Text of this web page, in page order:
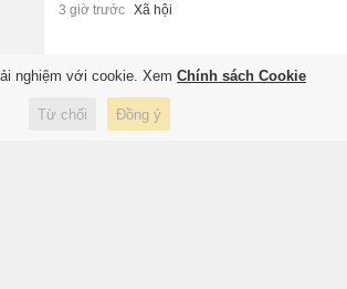
3 giờ trước Xã hội
Giá vàng hôm nay (9/8): Bảo Tín
Mạnh Hải, Mi Hồng niêm yết
nghiệm với cookie. Xem Chính sách Cookie
Từ chối Đồng ý